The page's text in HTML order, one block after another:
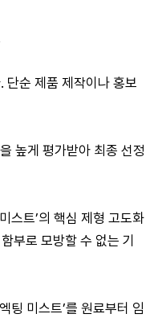
단순 제품 제작이나 홍보
높게 평가받아 최종 선정
스트’의 핵심 제형 고도화
부로 모방할 수 없는 기
팅 미스트’를 원료부터 임